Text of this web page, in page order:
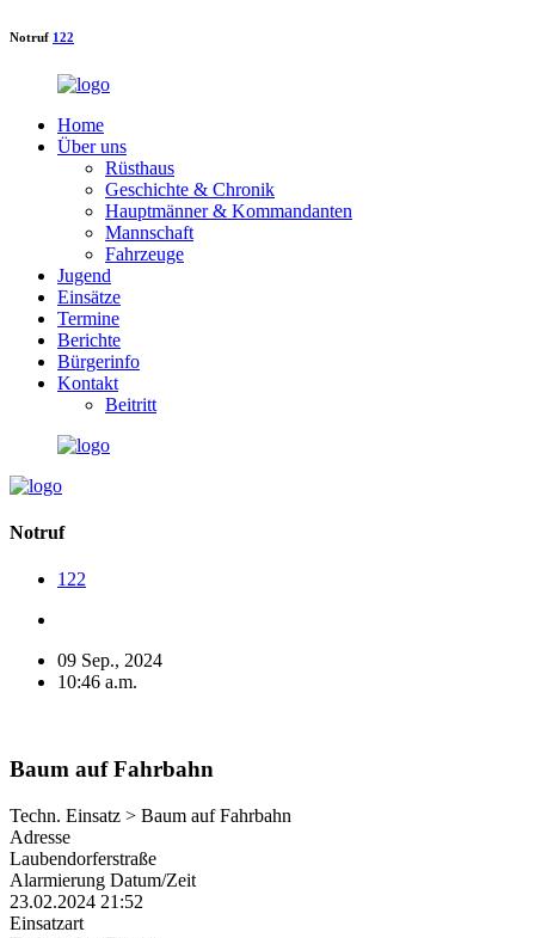
Notruf 122
Home
Über uns
Rüsthaus
Geschichte & Chronik
Hauptmänner & Kommandanten
Mannschaft
Fahrzeuge
Jugend
Einsätze
Termine
Berichte
Bürgerinfo
Kontakt
Beitritt
Notruf
122
09 Sep., 2024
10:46 a.m.
Baum auf Fahrbahn
Techn. Einsatz > Baum auf Fahrbahn
Adresse
Laubendorferstraße
Alarmierung Datum/Zeit
23.02.2024 21:52
Einsatzart